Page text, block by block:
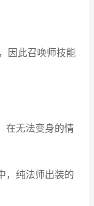
因此召唤师技能
在无法变身的情
，纯法师出装的